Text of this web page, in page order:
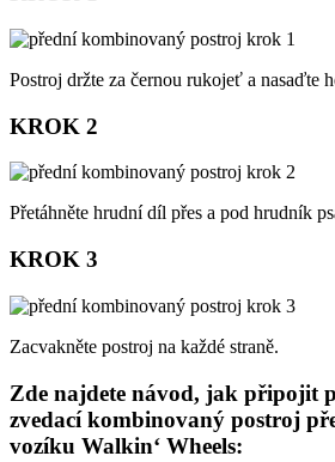
Postroj držte za černou rukojeť a nasaďte
KROK 2
Přetáhněte hrudní díl přes a pod hrudník
KROK 3
Zacvakněte postroj na každé straně.
Zde najdete návod, jak připojit
zvedací kombinovaný postroj
vozíku Walkin‘ Wheels: